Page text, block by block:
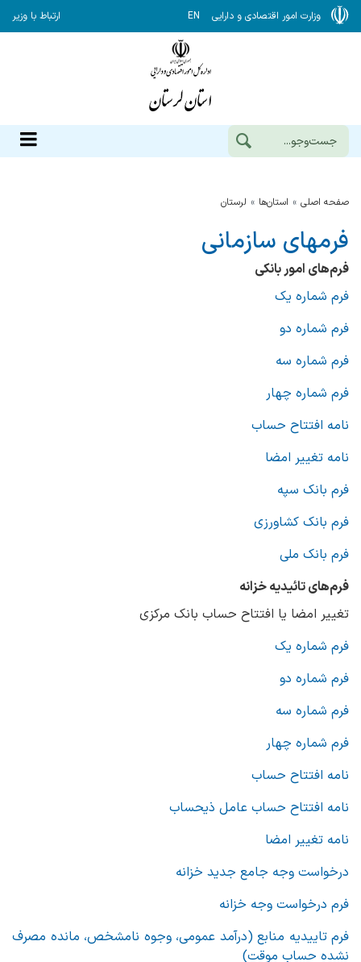
وزارت امور اقتصادی و دارایی EN ارتباط با وزیر
صفحه اصلی استان‌ها لرستان
فرمهای سازمانی
فرم‌های امور بانکی
فرم شماره یک
فرم شماره دو
فرم شماره سه
فرم شماره چهار
نامه افتتاح حساب
نامه تغییر امضا
فرم بانک سپه
فرم بانک کشاورزی
فرم بانک ملی
فرم‌های تائیدیه خزانه
تغییر امضا یا افتتاح حساب بانک مرکزی
فرم شماره یک
فرم شماره دو
فرم شماره سه
فرم شماره چهار
نامه افتتاح حساب
نامه افتتاح حساب عامل ذیحساب
نامه تغییر امضا
درخواست وجه جامع جدید خزانه
فرم درخواست وجه خزانه
فرم تاییدیه منابع (درآمد عمومی، وجوه نامشخص، مانده مصرف
نشده حساب موقت)